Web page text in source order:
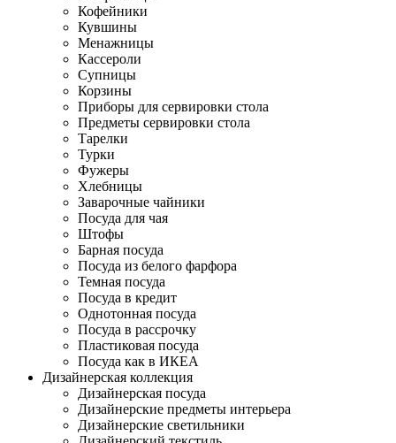
Кофейники
Кувшины
Менажницы
Кассероли
Супницы
Корзины
Приборы для сервировки стола
Предметы сервировки стола
Тарелки
Турки
Фужеры
Хлебницы
Заварочные чайники
Посуда для чая
Штофы
Барная посуда
Посуда из белого фарфора
Темная посуда
Посуда в кредит
Однотонная посуда
Посуда в рассрочку
Пластиковая посуда
Посуда как в ИКЕА
Дизайнерская коллекция
Дизайнерская посуда
Дизайнерские предметы интерьера
Дизайнерские светильники